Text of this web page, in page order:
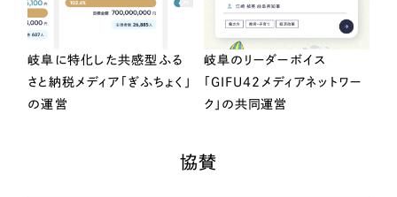
岐阜に特化した共感型ふる
さと納税メディア「ぎふちょく」
の運営
岐阜のリーダーボイス
「GIFU42メディアネットワー
ク」の共同運営
協賛